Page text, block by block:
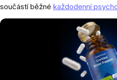
součástí běžné každodenní